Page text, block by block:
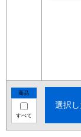
商品
すべて
選択